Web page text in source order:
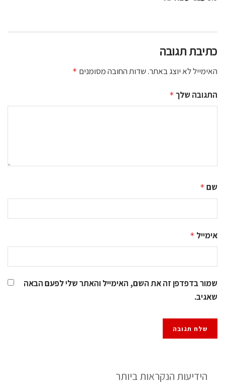
כתיבת תגובה
האימייל לא יוצג באתר.שדות החובה מסומנים *
התגובה שלך *
שם *
אימייל *
שמור בדפדפן זה את השם, האימייל והאתר שלי לפעם הבאה
שאגיב.
הידיעות הנקראות ביותר